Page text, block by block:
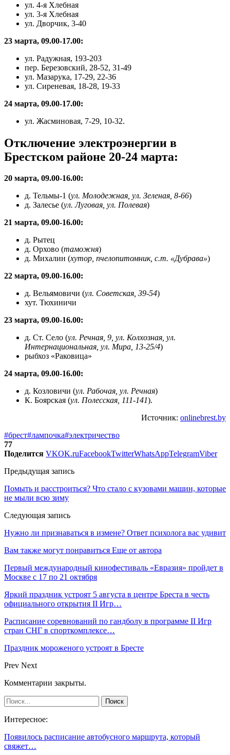
ул. 4-я Хлебная
ул. 3-я Хлебная
ул. Дворчик, 3-40
23 марта, 09.00-17.00:
ул. Радужная, 193-203
пер. Березовский, 28-52, 31-49
ул. Мазарука, 17-29, 22-36
ул. Сиреневая, 18-28, 19-33
24 марта, 09.00-17.00:
ул. Жасминовая, 7-29, 10-32.
Отключение электроэнергии в
Брестском районе 20-24 марта:
20 марта, 09.00-16.00:
д. Тельмы-1 (ул. Молодежная, ул. Зеленая, 8-66)
д. Залесье (ул. Луговая, ул. Полевая)
21 марта, 09.00-16.00:
д. Рытец
д. Орхово (таможня)
д. Михалин (хутор, пчелопитомник, с.т. «Дубрава»)
22 марта, 09.00-16.00:
д. Вельямовичи (ул. Советская, 39-54)
хут. Тюхиничи
23 марта, 09.00-16.00:
д. Ст. Село (ул. Речная, 9, ул. Колхозная, ул.
Интернациональная, ул. Мира, 13-25/4)
рыбхоз «Раковица»
24 марта, 09.00-16.00:
д. Козловичи (ул. Рабочая, ул. Речная)
К. Боярская (ул. Полесская, 111-141).
Источник: onlinebrest.by
#брест#лампочка#электричество
77
Поделится VKOK.ruFacebookTwitterWhatsAppTelegramViber
Предыдущая запись
Помыть и расстроиться? Что стало с кузовами машин, которые
не мыли всю зиму
Следующая запись
Нужно ли признаваться в измене? Ответ психолога вас удивит
Вам также могут понравиться Еще от автора
Первый международный кинофестиваль «Евразия» пройдет в
Москве с 17 по 21 октября
Яркий праздник устроят 5 августа в центре Бреста в честь
официального открытия II Игр…
Расписание соревнований по гандболу в программе II Игр
стран СНГ в спорткомплексе…
Праздник мороженого устроят в Бресте
Prev Next
Комментарии закрыты.
Интересное:
Появилось расписание автобусного маршрута, который
свяжет…